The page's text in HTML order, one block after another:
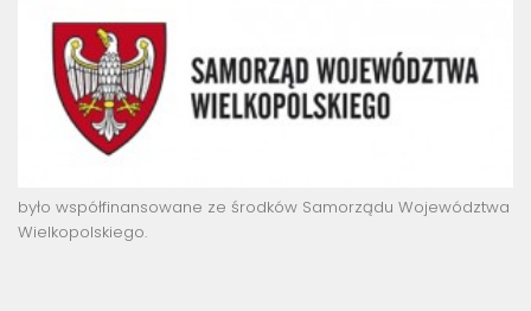
było współfinansowane ze środków Samorządu Województwa
Wielkopolskiego.